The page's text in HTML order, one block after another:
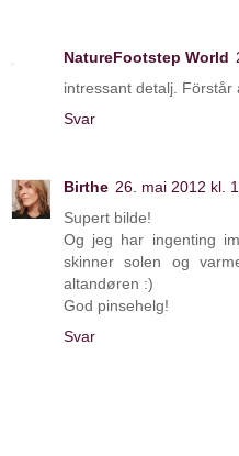
NatureFootstep World
intressant detalj. Förstår
Svar
Birthe 26. mai 2012 kl.
Supert bilde!
Og jeg har ingenting
skinner solen og
altandøren :)
God pinsehelg!
Svar